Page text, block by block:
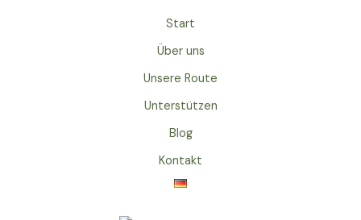
Start
Über uns
Unsere Route
Unterstützen
Blog
Kontakt